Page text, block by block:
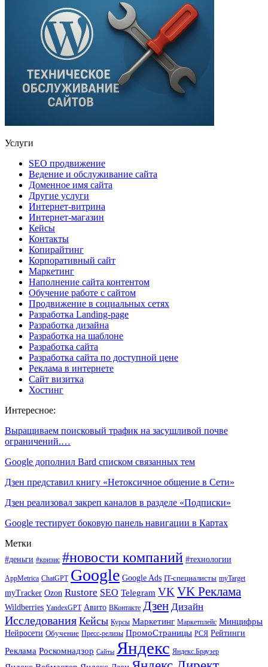
Услуги
SEO продвижение
Ведение и обслуживание сайта
Доменное имя сайта
Другие услуги
Интернет-витрина
Интернет-магазин
Кейсы
Контакты
Копирайтинг
Корпоративный сайт
Маркетинг
Наполнение сайта контентом
Обучение работе с сайтом
Продвижение в социальных сетях
Разработка Landing-page
Разработка дизайна
Разработка на шаблоне
Разработка сайта
Разработка сайта по доступной цене
Реклама в интернете
Сайт визитка
Хостинг
Интересное:
Выращиваем поисковый трафик на засушливой почве
ограничений.…
Google дополнил Bard списком связанных тем
Дзен представил книгу «Нетоксичное общение в Сети»
Дзен реализовал закреп каналов в разделе «Подписки»
Google тестирует боковую панель навигации в Картах
Метки
#деньги #кризис #новости компаний #технологии
AppMetrica ChatGPT Google Google Ads IT-специалисты myTarget
myTracker Ozon Rustore SEO Telegram VK VK Реклама
Wildberries YandexGPT Авито ВКонтакте Дзен Дизайн
Исследования Кейсы Курсы Маркетинг Маркетплейс Минцифры
Нейросети Обучение Пресс-релизы ПромоСтраницы РСЯ Рейтинги
Реклама Роскомнадзор Сайты Яндекс Яндекс.Браузер